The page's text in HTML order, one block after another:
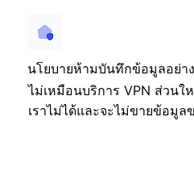
นโยบายห้ามบันทึกข้อมูลอย่า
ไม่เหมือนบริการ VPN ส่วนใ
เราไม่ได้และจะไม่ขายข้อมู